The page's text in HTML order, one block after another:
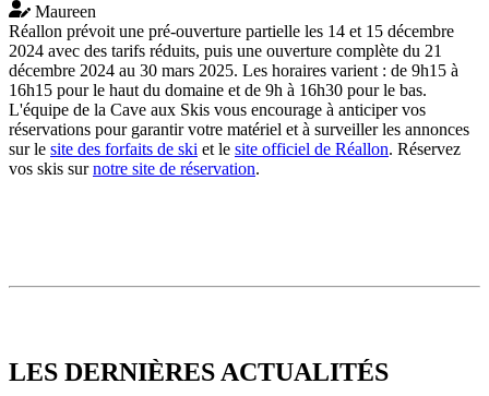
Maureen
Réallon prévoit une pré-ouverture partielle les 14 et 15 décembre
2024 avec des tarifs réduits, puis une ouverture complète du 21
décembre 2024 au 30 mars 2025. Les horaires varient : de 9h15 à
16h15 pour le haut du domaine et de 9h à 16h30 pour le bas.
L'équipe de la Cave aux Skis vous encourage à anticiper vos
réservations pour garantir votre matériel et à surveiller les annonces
sur le site des forfaits de ski et le site officiel de Réallon. Réservez
vos skis surnotre site de réservation.
LES DERNIÈRES ACTUALITÉS